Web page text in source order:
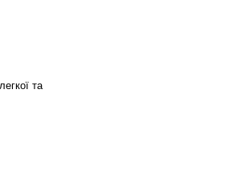
та